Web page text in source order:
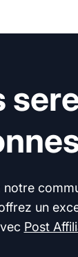
notre
un
Post